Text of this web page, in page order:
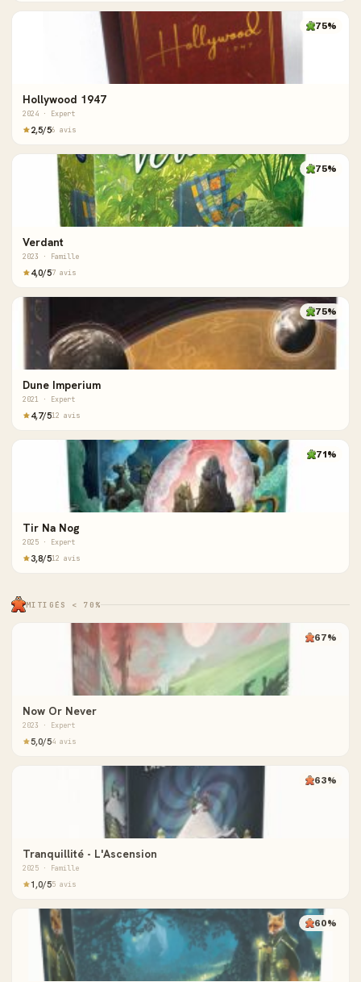
75%
Hollywood 1947
2024 · Expert
2,5/56 avis
75%
Verdant
2023 · Famille
4,0/57 avis
75%
Dune Imperium
2021 · Expert
4,7/512 avis
71%
Tir Na Nog
2025 · Expert
3,8/512 avis
MITIGÉS < 70%
67%
Now Or Never
2023 · Expert
5,0/54 avis
63%
Tranquillité - L'Ascension
2025 · Famille
1,0/55 avis
60%